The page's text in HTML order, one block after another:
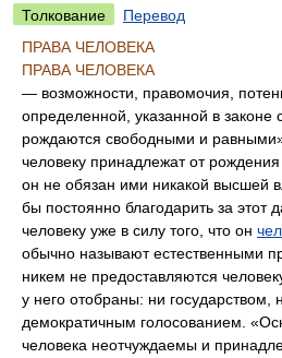
Толкование
Перевод
ПРАВА ЧЕЛОВЕКА
ПРАВА ЧЕЛОВЕКА
— возможности, правомочия,
определенной, указанной в
рождаются свободными и
человеку принадлежат от
он не обязан ими никакой высшей
бы постоянно благодарить за этот
человеку уже в силу того, что он
обычно называют естественными
никем не предоставляются
у него отобраны: ни
демократичным голосованием.
человека неотчуждаемы и